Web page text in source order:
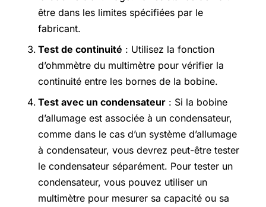
être dans les limites spécifiées par le
fabricant.
Test de continuité : Utilisez la fonction
d’ohmmètre du multimètre pour vérifier la
continuité entre les bornes de la bobine.
Test avec un condensateur : Si la bobine
d’allumage est associée à un condensateur,
comme dans le cas d’un système d’allumage
à condensateur, vous devrez peut-être tester
le condensateur séparément. Pour tester un
condensateur, vous pouvez utiliser un
multimètre pour mesurer sa capacité ou sa